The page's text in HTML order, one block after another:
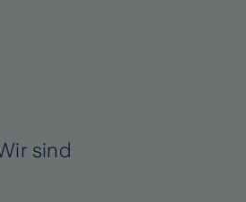
sind